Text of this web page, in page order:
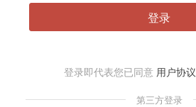
登录
登录即代表您已同意 用户协议
第三方登录